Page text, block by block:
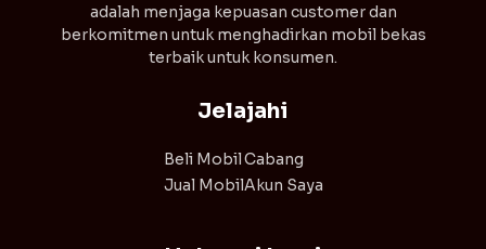
adalah menjaga kepuasan customer dan
berkomitmen untuk menghadirkan mobil bekas
terbaik untuk konsumen.
Jelajahi
Beli Mobil
Jual Mobil
Cabang
Akun Saya